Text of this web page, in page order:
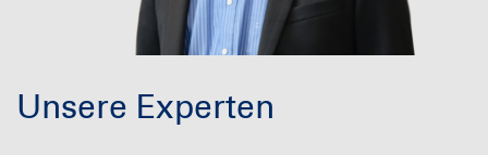
Unsere Experten